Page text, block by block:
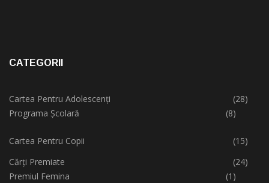
CATEGORII
Cartea Pentru Adolescenți
(28)
Programa Școlară
(8)
Cartea Pentru Copii
(15)
Cărți Premiate
(24)
Premiul Femina
(1)